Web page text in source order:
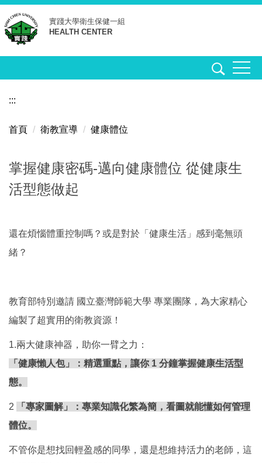
跳
到
主
要
區
實踐大學衛生保健一組
HEALTH CENTER
:::
首頁 衛教宣導 健康體位
掌握健康密碼-邁向健康體位 從健康生
活型態做起
還在煩惱體重控制嗎？或是對於「健康生活」感到毫無頭
緒？
教育部特別邀請 國立臺灣師範大學 專業團隊，為大家精心
編製了超實用的衛教資源！
1.兩大健康神器，助你一臂之力：
「健康懶人包」：精選重點，讓你 1 分鐘掌握健康生活型
態。
2
「專家圖解」：專業知識化繁為簡，看圖就能懂如何管理
體位。
不管你是想找回輕盈感的同學，還是想維持活力的老師，這